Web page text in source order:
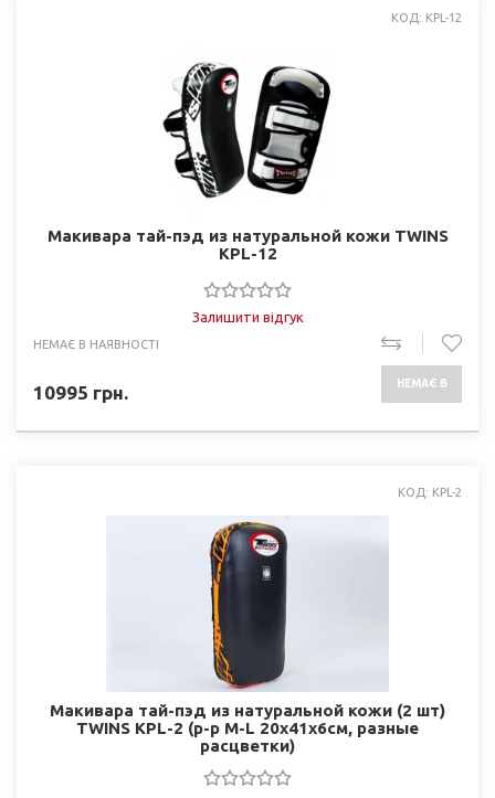
КОД: KPL-12
Макивара тай-пэд из натуральной кожи TWINS
KPL-12
Залишити відгук
НЕМАЄ В НАЯВНОСТІ
10995 грн. НЕМАЄ В
КОД: KPL-2
Макивара тай-пэд из натуральной кожи (2 шт)
TWINS KPL-2 (р-р M-L 20x41x6см, разные
расцветки)